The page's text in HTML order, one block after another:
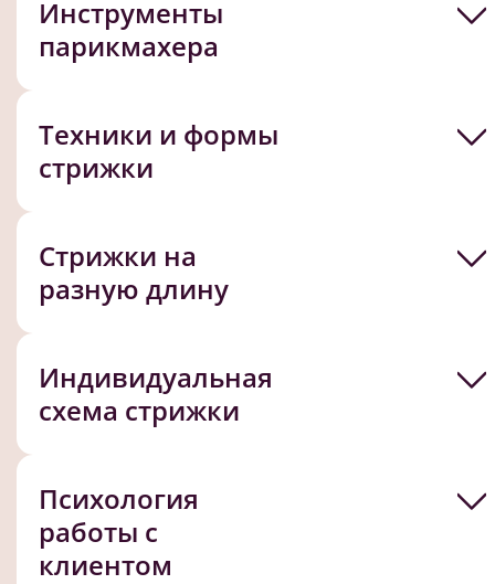
Инструменты
парикмахера
Техники и формы
стрижки
Стрижки на
разную длину
Индивидуальная
схема стрижки
Психология
работы с
клиентом